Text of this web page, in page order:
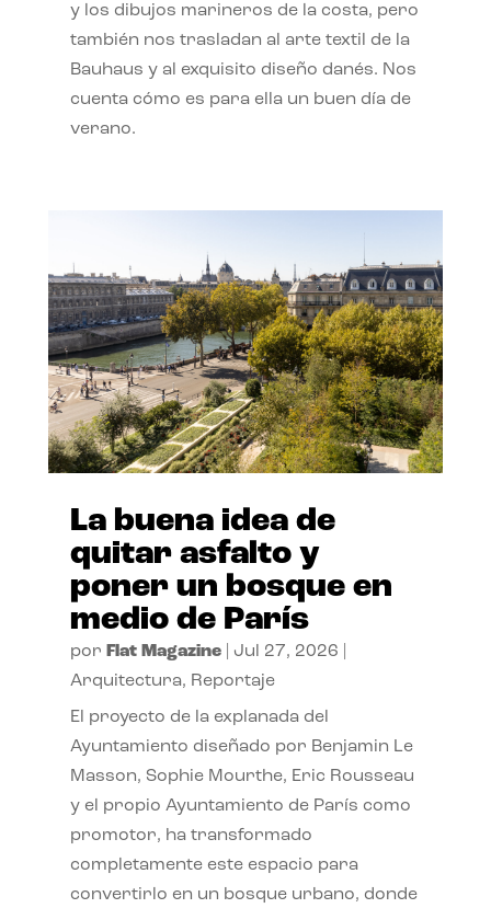
y los dibujos marineros de la costa, pero
también nos trasladan al arte textil de la
Bauhaus y al exquisito diseño danés. Nos
cuenta cómo es para ella un buen día de
verano.
La buena idea de
quitar asfalto y
poner un bosque en
medio de París
por Flat Magazine| Jul 27, 2026
Arquitectura, Reportaje
El proyecto de la explanada del
Ayuntamiento diseñado por Benjamin Le
Masson, Sophie Mourthe, Eric Rousseau
y el propio Ayuntamiento de París como
promotor, ha transformado
completamente este espacio para
convertirlo en un bosque urbano, donde